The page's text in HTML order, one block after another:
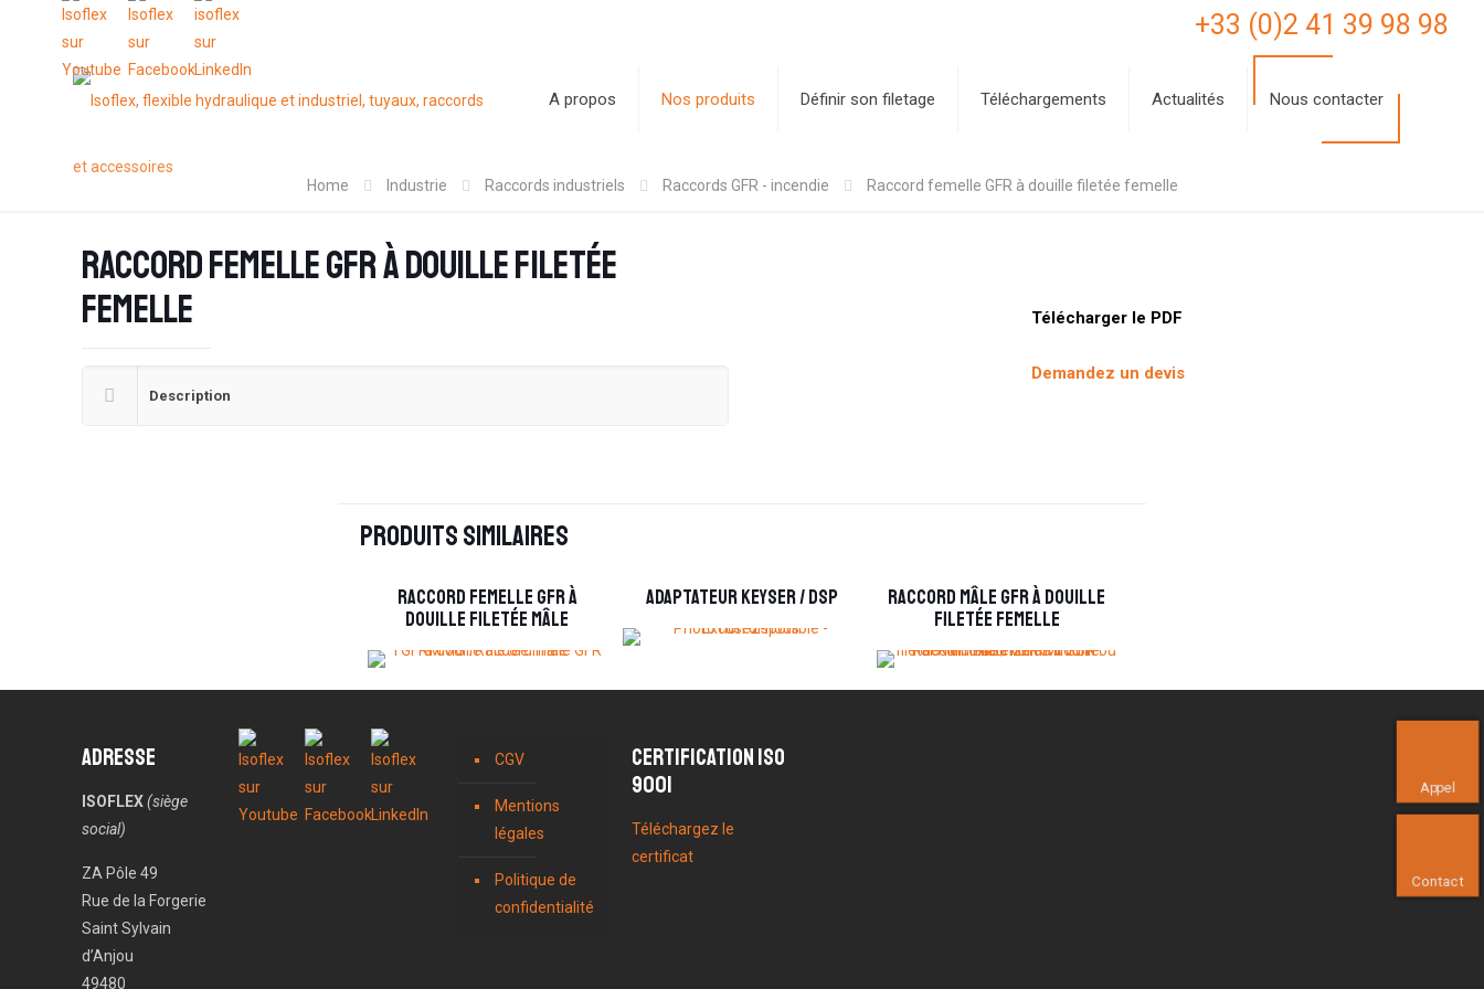
+33 (0)2 41 39 98 98
A propos Nos produits Définir son filetage Téléchargements Actualités Nous contacter
Home Industrie Raccords industriels Raccords GFR - incendie Raccord femelle GFR à douille filetée femelle
Télécharger le PDF
Demandez un devis
Raccord femelle GFR à douille filetée
femelle
Description
Produits similaires
Raccord femelle GFR à
douille filetée mâle
Adaptateur Keyser / DSP
Raccord mâle GFR à douille
filetée femelle
Adresse
ISOFLEX(siège
social)
ZA Pôle 49
Rue de la Forgerie
Saint Sylvain
d’Anjou
49480
CGV
Mentions
légales
Politique de
confidentialité
Certification ISO
9001
Téléchargez le
certificat
Appel
Contact